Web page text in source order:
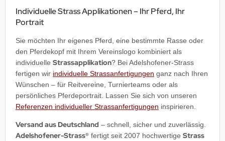
Individuelle Strass Applikationen – Ihr Pferd, Ihr
Portrait
Sie möchten Ihr eigenes Pferd, eine bestimmte Rasse oder
den Pferdekopf mit Ihrem Vereinslogo kombiniert als
individuelle Strassapplikation? Bei Adelshofener-Strass
fertigen wir individuelle Strassanfertigungen ganz nach Ihren
Wünschen – für Reitvereine, Turnierteams oder als
persönliches Pferdeportrait. Lassen Sie sich von unseren
Referenzen individueller Strassanfertigungen inspirieren.
Versand aus Deutschland – schnell, sicher und zuverlässig.
Adelshofener-Strass® fertigt seit 2007 hochwertige Strass